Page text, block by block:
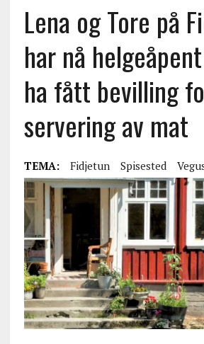
Lena og Tore på
har nå
ha fått bevilling
servering av mat
TEMA: Fidjetun Spisested